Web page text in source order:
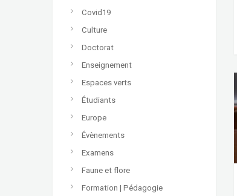
Covid19
Culture
Doctorat
Enseignement
Espaces verts
Étudiants
Europe
Évènements
Examens
Faune et flore
Formation | Pédagogie